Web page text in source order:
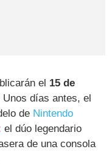
el 15 de
días antes, el
de Nintendo
el dúo legendario
de una consola